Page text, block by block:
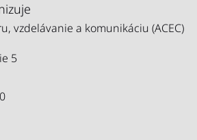
vzdelávanie a komunikáciu (ACEC)
5